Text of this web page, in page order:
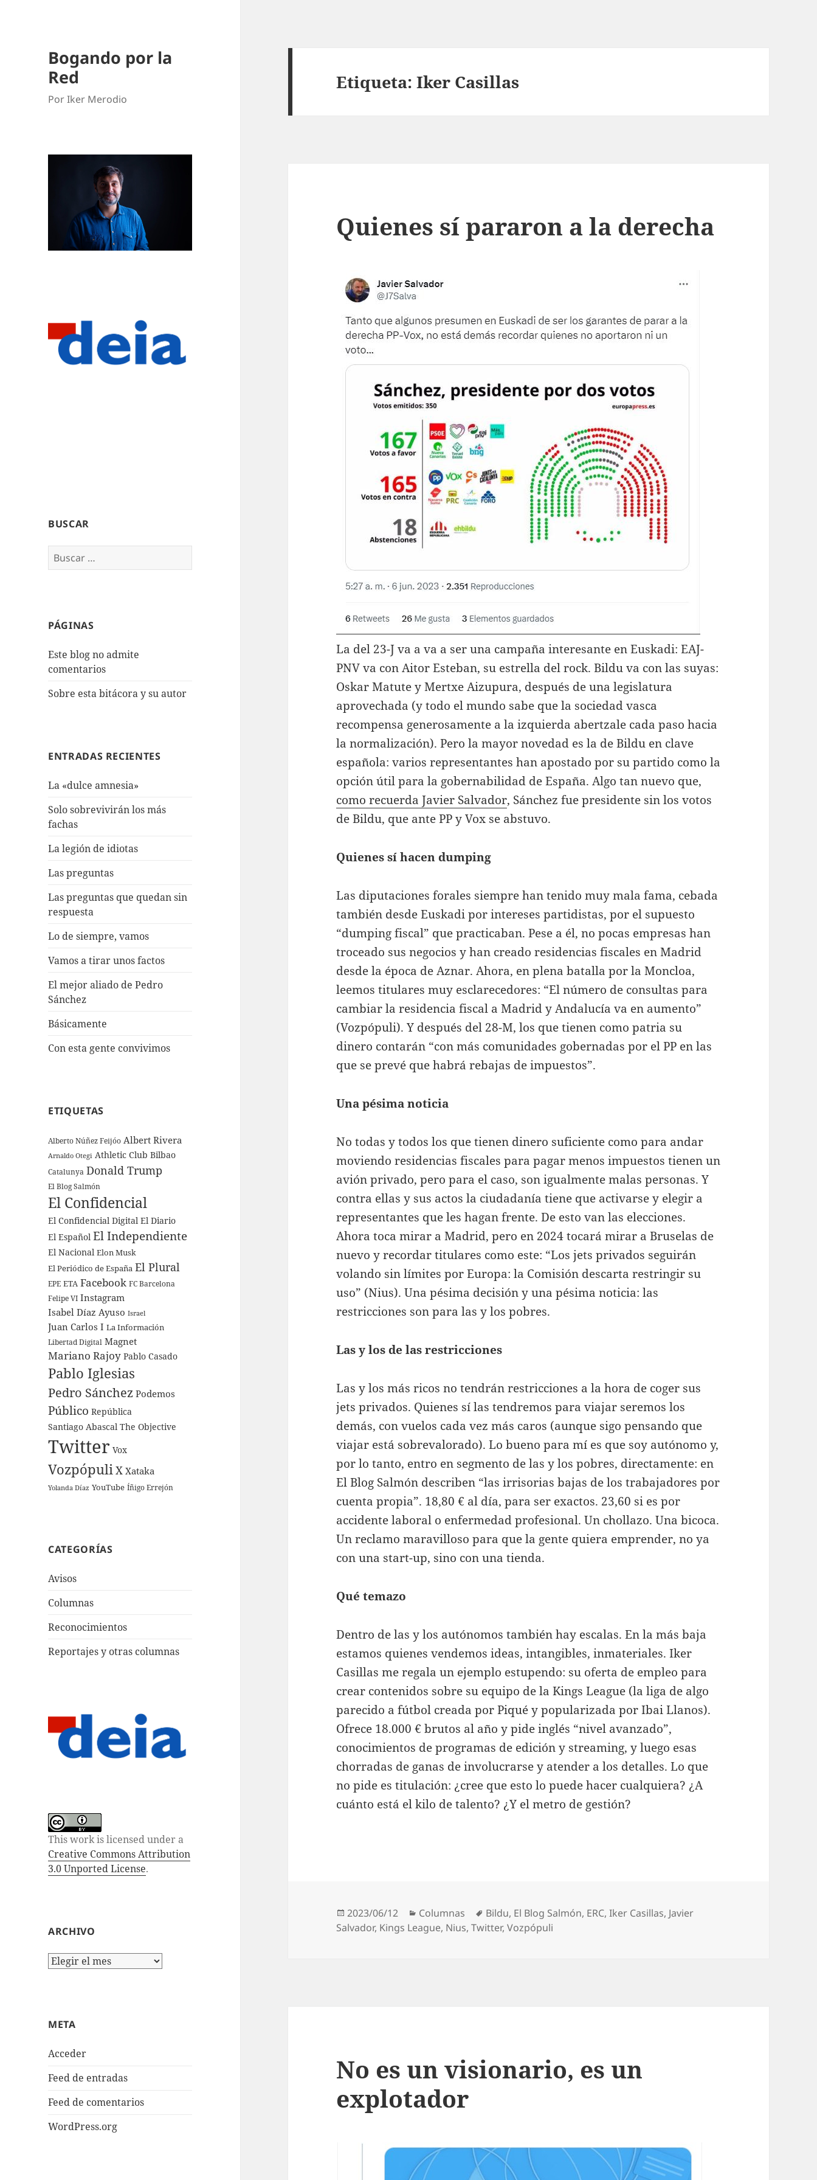
Bogando por la
Red
Por Iker Merodio
BUSCAR
Buscar:
PÁGINAS
Este blog no admite
comentarios
Sobre esta bitácora y su autor
ENTRADAS RECIENTES
La «dulce amnesia»
Solo sobrevivirán los más
fachas
La legión de idiotas
Las preguntas
Las preguntas que quedan sin
respuesta
Lo de siempre, vamos
Vamos a tirar unos factos
El mejor aliado de Pedro
Sánchez
Básicamente
Con esta gente convivimos
ETIQUETAS
Alberto Núñez Feijóo Albert Rivera
Arnaldo Otegi Athletic Club Bilbao
Catalunya Donald Trump
El Blog Salmón
El Confidencial
El Confidencial Digital El Diario
El Español El Independiente
El Nacional Elon Musk
El Periódico de España El Plural
EPE ETA Facebook FC Barcelona
Felipe VI Instagram
Isabel Díaz Ayuso Israel
Juan Carlos I La Información
Libertad Digital Magnet
Mariano Rajoy Pablo Casado
Pablo Iglesias
Pedro Sánchez Podemos
Público República
Santiago Abascal The Objective
Twitter Vox
Vozpópuli X Xataka
Yolanda Díaz YouTube Íñigo Errejón
CATEGORÍAS
Avisos
Columnas
Reconocimientos
Reportajes y otras columnas
This work is licensed under a
Creative Commons Attribution
3.0 Unported License.
ARCHIVO
Archivo
META
Acceder
Feed de entradas
Feed de comentarios
WordPress.org
Etiqueta:Iker Casillas
Quienes sí pararon a la derecha
La del 23-J va a va a ser una campaña interesante en Euskadi: EAJ-
PNV va con Aitor Esteban, su estrella del rock. Bildu va con las suyas:
Oskar Matute y Mertxe Aizupura, después de una legislatura
aprovechada (y todo el mundo sabe que la sociedad vasca
recompensa generosamente a la izquierda abertzale cada paso hacia
la normalización). Pero la mayor novedad es la de Bildu en clave
española: varios representantes han apostado por su partido como la
opción útil para la gobernabilidad de España. Algo tan nuevo que,
como recuerda Javier Salvador, Sánchez fue presidente sin los votos
de Bildu, que ante PP y Vox se abstuvo.
Quienes sí hacen dumping
Las diputaciones forales siempre han tenido muy mala fama, cebada
también desde Euskadi por intereses partidistas, por el supuesto
“dumping fiscal” que practicaban. Pese a él, no pocas empresas han
troceado sus negocios y han creado residencias fiscales en Madrid
desde la época de Aznar. Ahora, en plena batalla por la Moncloa,
leemos titulares muy esclarecedores: “El número de consultas para
cambiar la residencia fiscal a Madrid y Andalucía va en aumento”
(Vozpópuli). Y después del 28-M, los que tienen como patria su
dinero contarán “con más comunidades gobernadas por el PP en las
que se prevé que habrá rebajas de impuestos”.
Una pésima noticia
No todas y todos los que tienen dinero suficiente como para andar
moviendo residencias fiscales para pagar menos impuestos tienen un
avión privado, pero para el caso, son igualmente malas personas. Y
contra ellas y sus actos la ciudadanía tiene que activarse y elegir a
representantes que les hagan frente. De esto van las elecciones.
Ahora toca mirar a Madrid, pero en 2024 tocará mirar a Bruselas de
nuevo y recordar titulares como este: “Los jets privados seguirán
volando sin límites por Europa: la Comisión descarta restringir su
uso” (Nius). Una pésima decisión y una pésima noticia: las
restricciones son para las y los pobres.
Las y los de las restricciones
Las y los más ricos no tendrán restricciones a la hora de coger sus
jets privados. Quienes sí las tendremos para viajar seremos los
demás, con vuelos cada vez más caros (aunque sigo pensando que
viajar está sobrevalorado). Lo bueno para mí es que soy autónomo y,
por lo tanto, entro en segmento de las y los pobres, directamente: en
El Blog Salmón describen “las irrisorias bajas de los trabajadores por
cuenta propia”. 18,80 € al día, para ser exactos. 23,60 si es por
accidente laboral o enfermedad profesional. Un chollazo. Una bicoca.
Un reclamo maravilloso para que la gente quiera emprender, no ya
con una start-up, sino con una tienda.
Qué temazo
Dentro de las y los autónomos también hay escalas. En la más baja
estamos quienes vendemos ideas, intangibles, inmateriales. Iker
Casillas me regala un ejemplo estupendo: su oferta de empleo para
crear contenidos sobre su equipo de la Kings League (la liga de algo
parecido a fútbol creada por Piqué y popularizada por Ibai Llanos).
Ofrece 18.000 € brutos al año y pide inglés “nivel avanzado”,
conocimientos de programas de edición y streaming, y luego esas
chorradas de ganas de involucrarse y atender a los detalles. Lo que
no pide es titulación: ¿cree que esto lo puede hacer cualquiera? ¿A
cuánto está el kilo de talento? ¿Y el metro de gestión?
Publicado
el
2023/06/12 Categorías
Columnas Etiquetas
Bildu, El Blog Salmón, ERC,Iker Casillas, Javier
Salvador, Kings League, Nius,Twitter,Vozpópuli
No es un visionario, es un
explotador